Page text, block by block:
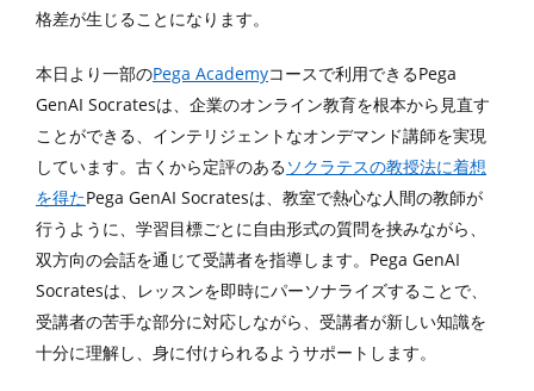
格差が生じることになります。
本日より一部のPega Academyコースで利用できるPega
GenAI Socratesは、企業のオンライン教育を根本から見直す
ことができる、インテリジェントなオンデマンド講師を実現
しています。古くから定評のあるソクラテスの教授法に着想
を得たPega GenAI Socratesは、教室で熱心な人間の教師が
行うように、学習目標ごとに自由形式の質問を挟みながら、
双方向の会話を通じて受講者を指導します。 Pega GenAI
Socratesは、レッスンを即時にパーソナライズすることで、
受講者の苦手な部分に対応しながら、受講者が新しい知識を
十分に理解し、身に付けられるようサポートします。